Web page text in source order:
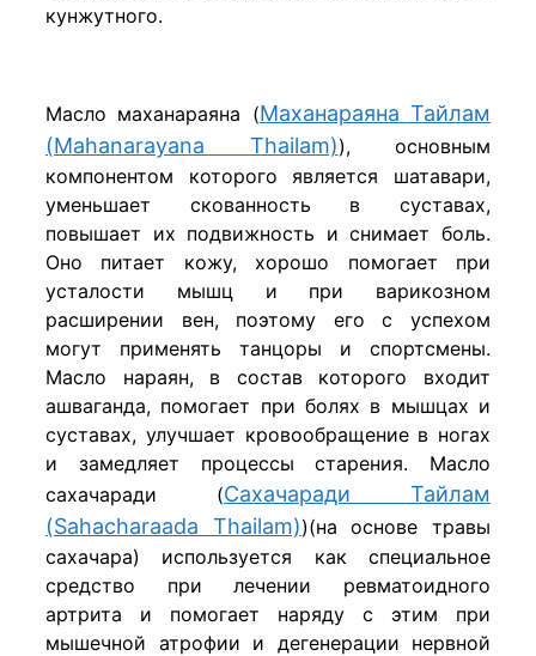
кунжутного.
Масло маханараяна (Маханараяна Тайлам
(Mahanarayana Thailam)), основным
компонентом которого является шатавари,
уменьшает скованность в суставах,
повышает их подвижность и снимает боль.
Оно питает кожу, хорошо помогает при
усталости мышц и при варикозном
расширении вен, поэтому его с успехом
могут применять танцоры и спортсмены.
Масло нараян, в состав которого входит
ашваганда, помогает при болях в мышцах и
суставах, улучшает кровообращение в ногах
и замедляет процессы старения. Масло
сахачаради (Сахачаради Тайлам
(Sahacharaada Thailam))(на основе травы
сахачара) используется как специальное
средство при лечении ревматоидного
артрита и помогает наряду с этим при
мышечной атрофии и дегенерации нервной